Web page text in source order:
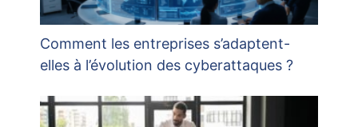
Comment les entreprises s’adaptent-
elles à l’évolution des cyberattaques ?